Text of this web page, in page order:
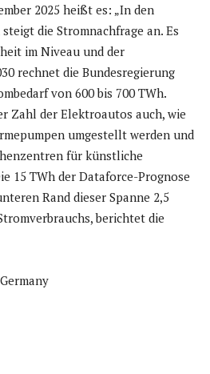
2025 heißt es: „In den
die Stromnachfrage an. Es
im Niveau und der
rechnet die Bundesregierung
von 600 bis 700 TWh.
Zahl der Elektroautos auch, wie
umgestellt werden und
für künstliche
15 TWh der Dataforce-Prognose
Rand dieser Spanne 2,5
berichtet die